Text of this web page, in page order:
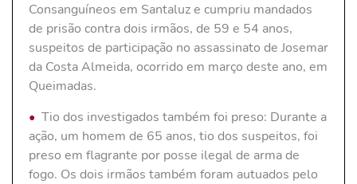
Consanguíneos em Santaluz e cumpriu mandados
de prisão contra dois irmãos, de 59 e 54 anos,
suspeitos de participação no assassinato de Josemar
da Costa Almeida, ocorrido em março deste ano, em
Queimadas.
Tio dos investigados também foi preso: Durante a
ação, um homem de 65 anos, tio dos suspeitos, foi
preso em flagrante por posse ilegal de arma de
fogo. Os dois irmãos também foram autuados pelo